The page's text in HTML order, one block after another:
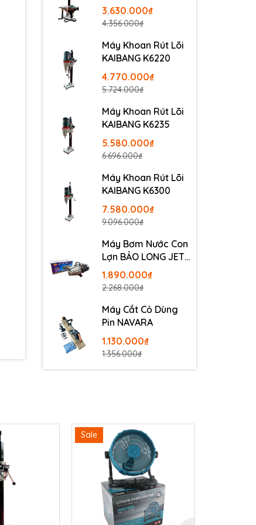
3.630.000₫
4.356.000₫
Máy Khoan Rút Lõi
KAIBANG K6220
4.770.000₫
5.724.000₫
Máy Khoan Rút Lõi
KAIBANG K6235
5.580.000₫
6.696.000₫
Máy Khoan Rút Lõi
KAIBANG K6300
7.580.000₫
9.096.000₫
Máy Bơm Nước Con
Lợn BẢO LONG JET-
100
1.890.000₫
2.268.000₫
Máy Cắt Cỏ Dùng
Pin NAVARA
1.130.000₫
1.356.000₫
Sale